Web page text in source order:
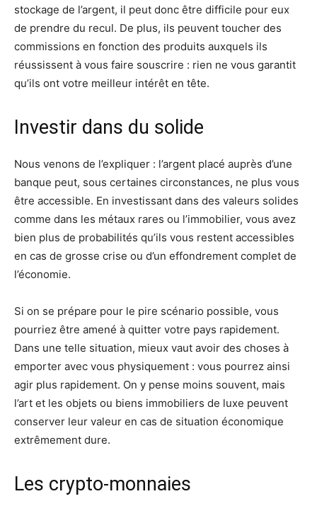
stockage de l’argent, il peut donc être difficile pour eux
de prendre du recul. De plus, ils peuvent toucher des
commissions en fonction des produits auxquels ils
réussissent à vous faire souscrire : rien ne vous garantit
qu’ils ont votre meilleur intérêt en tête.
Investir dans du solide
Nous venons de l’expliquer : l’argent placé auprès d’une
banque peut, sous certaines circonstances, ne plus vous
être accessible. En investissant dans des valeurs solides
comme dans les métaux rares ou l’immobilier, vous avez
bien plus de probabilités qu’ils vous restent accessibles
en cas de grosse crise ou d’un effondrement complet de
l’économie.
Si on se prépare pour le pire scénario possible, vous
pourriez être amené à quitter votre pays rapidement.
Dans une telle situation, mieux vaut avoir des choses à
emporter avec vous physiquement : vous pourrez ainsi
agir plus rapidement. On y pense moins souvent, mais
l’art et les objets ou biens immobiliers de luxe peuvent
conserver leur valeur en cas de situation économique
extrêmement dure.
Les crypto-monnaies